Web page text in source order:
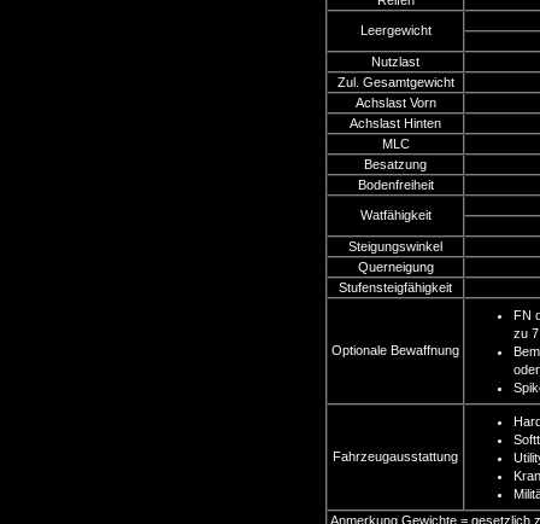
Leergewicht
Nutzlast
Zul. Gesamtgewicht
Achslast Vorn
Achslast Hinten
MLC
Besatzung
Bodenfreiheit
Watfähigkeit
Steigungswinkel
Querneigung
Stufensteigfähigkeit
Optionale Bewaffnung
FN
zu
Fahrzeugausstattung
Anmerkung Gewichte = gesetzlich